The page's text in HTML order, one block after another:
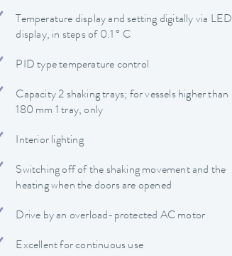
Temperature display and setting digitally via LED
display, in steps of 0.1 ° C
PID type temperature control
Capacity 2 shaking trays; for vessels higher than
180 mm 1 tray, only
Interior lighting
Switching off of the shaking movement and the
heating when the doors are opened
Drive by an overload-protected AC motor
Excellent for continuous use